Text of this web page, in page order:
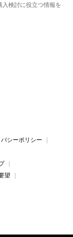
検討に役立つ情報を
シーポリシー
望